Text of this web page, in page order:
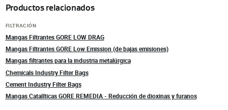
Productos relacionados
FILTRACIÓN
Mangas Filtrantes GORE LOW DRAG
Mangas Filtrantes GORE Low Emission (de bajas emisiones)
Mangas filtrantes para la industria metalúrgica
Chemicals Industry Filter Bags
Cement Industry Filter Bags
Mangas Catalíticas GORE REMEDIA - Reducción de dioxinas y furanos